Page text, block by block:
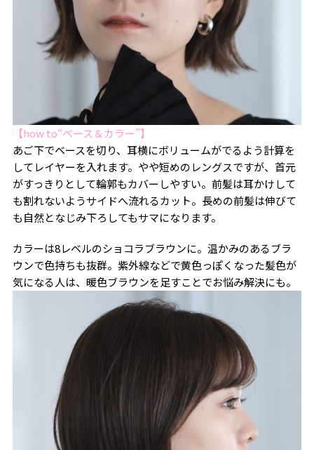
【how to“ベース＆カラー”】
あご下でベースを切り、耳横にボリュームがでるよう計算を
してレイヤーを入れます。やや短めのレングスですが、首元
がすっきりとして輪郭もカバーしやすい。前髪は耳かけして
も割れないようサイドへ流れるカット。長めの前髪は伸びて
も自然となじみ下ろしてもサマになります。
カラーは8レベルのショコラブラウンに。温かみのあるブラ
ウンで色持ちも抜群。紫外線などで黄色っぽくなった髪色が
気になる人は、暖色ブラウンを足すことでお悩み解決にも。